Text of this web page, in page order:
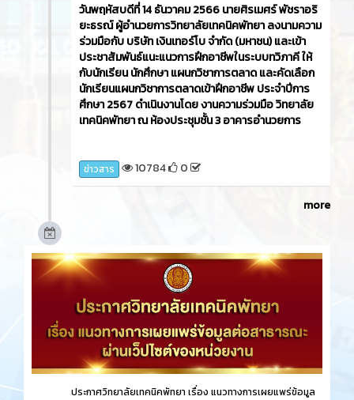
วันพฤหัสบดีที่ 14 ธันวาคม 2566​ นายศิรเมศร์ พัชราอริ
ยะธรณ์ ผู้อำนวยการวิทยาลัยเทคนิคพัทยา ลงนามความ
ร่วมมือกับ บริษัท เงินเทอร์โบ จำกัด (มหาชน) และเข้า
ประชาสัมพันธ์แนะแนวการฝึกอาชีพในระบบทวิภาคี ให้
กับนักเรียน นักศึกษา แผนกวิชาการตลาด และคัดเลือก
นักเรียนแผนกวิชาการตลาดเข้าฝึกอาชีพ ประจำปีการ
ศึกษา 2567 ดำเนินงานโดย งานความร่วมมือ วิทยาลัย
เทคนิคพัทยา ณ ห้องประชุมชั้น 3 อาคารอำนวยการ
ข่าวสาร 10784 0
more
ประกาศวิทยาลัยเทคนิคพัทยา เรื่อง แนวทางการเผยแพร่ข้อมูล